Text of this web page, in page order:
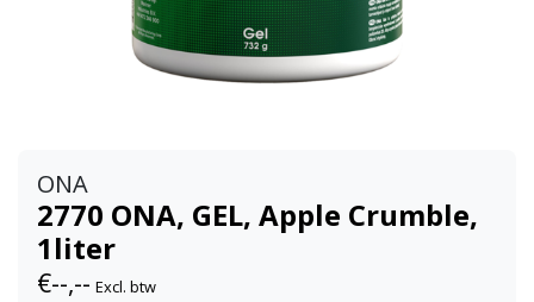
ONA
2770 ONA, GEL, Apple Crumble,
1liter
€--,-- Excl. btw